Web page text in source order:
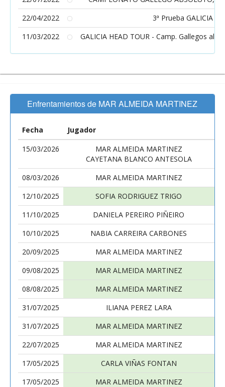
22/04/2022
3ª Prueba GALICIA
11/03/2022
GALICIA HEAD TOUR - Camp. Gallegos
Enfrentamientos de MAR ALMEIDA MARTINEZ
Fecha Jugador
15/03/2026
MAR ALMEIDA MARTINEZ
CAYETANA BLANCO ANTESOLA
08/03/2026
MAR ALMEIDA MARTINEZ
12/10/2025
SOFIA RODRIGUEZ TRIGO
11/10/2025
DANIELA PEREIRO PIÑEIRO
10/10/2025
NABIA CARREIRA CARBONES
20/09/2025
MAR ALMEIDA MARTINEZ
09/08/2025
MAR ALMEIDA MARTINEZ
08/08/2025
MAR ALMEIDA MARTINEZ
31/07/2025
ILIANA PEREZ LARA
31/07/2025
MAR ALMEIDA MARTINEZ
22/07/2025
MAR ALMEIDA MARTINEZ
17/05/2025
CARLA VIÑAS FONTAN
17/05/2025
MAR ALMEIDA MARTINEZ